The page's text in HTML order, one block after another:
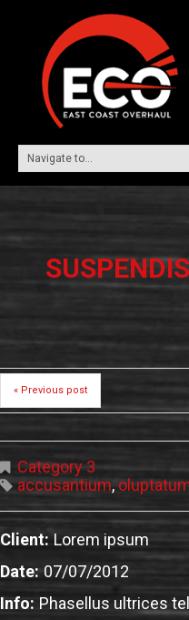
« Previous post
Category 3
accusantium,
Client: Lorem ipsum
Date: 07/07/2012
Info: Phasellus ultrices